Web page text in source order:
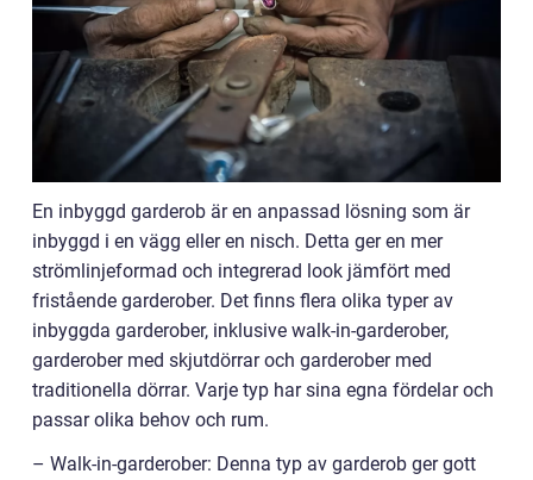
En inbyggd garderob är en anpassad lösning som är
inbyggd i en vägg eller en nisch. Detta ger en mer
strömlinjeformad och integrerad look jämfört med
fristående garderober. Det finns flera olika typer av
inbyggda garderober, inklusive walk-in-garderober,
garderober med skjutdörrar och garderober med
traditionella dörrar. Varje typ har sina egna fördelar och
passar olika behov och rum.
– Walk-in-garderober: Denna typ av garderob ger gott